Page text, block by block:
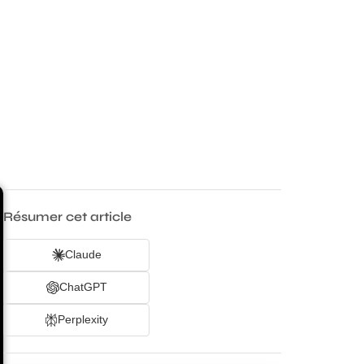
Résumer cet article
Claude
ChatGPT
Perplexity